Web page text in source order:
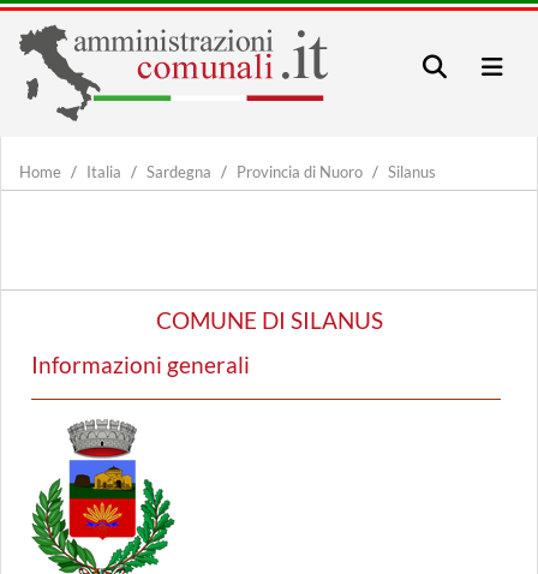
Home Italia Sardegna Provincia di Nuoro Silanus
COMUNE DI SILANUS
Informazioni generali